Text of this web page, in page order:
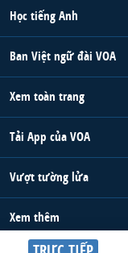
Học tiếng Anh
Ban Việt ngữ đài VOA
Xem toàn trang
Tải App của VOA
Vượt tường lửa
Xem thêm